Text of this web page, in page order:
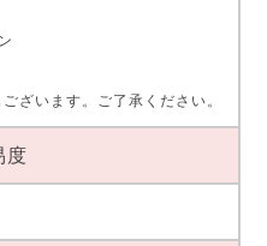
ざいます。ご了承ください。
度